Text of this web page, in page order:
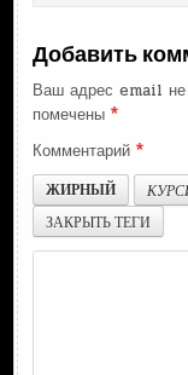
Добавить
Ваш адрес email не
помечены*
Комментарий*
ЖИРНЫЙ
ЗАКРЫТЬ ТЕГИ